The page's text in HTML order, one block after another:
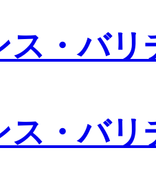
ス・バ
ス・バリ